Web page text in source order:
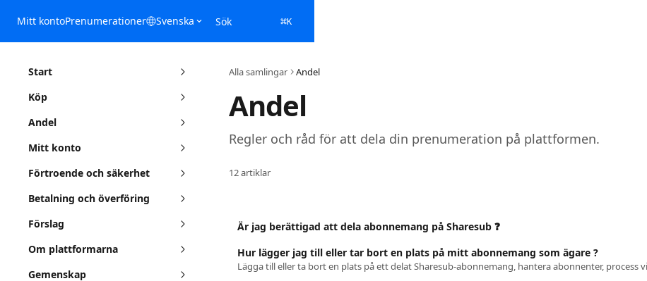
Mitt kontoPrenumerationer Svenska Sök ⌘K
Start
Köp
Andel
Mitt konto
Förtroende och säkerhet
Betalning och överföring
Förslag
Om plattformarna
Gemenskap
Alla samlingar Andel
Andel
Regler och råd för att dela din prenumeration på plattformen.
12 artiklar
Är jag berättigad att dela abonnemang på Sharesub ❓
Hur lägger jag till eller tar bort en plats på mitt abonnemang som ägare ?
Lägga till eller ta bort en plats på ett delat Sharesub-abonnemang, hantera abonnenter, process